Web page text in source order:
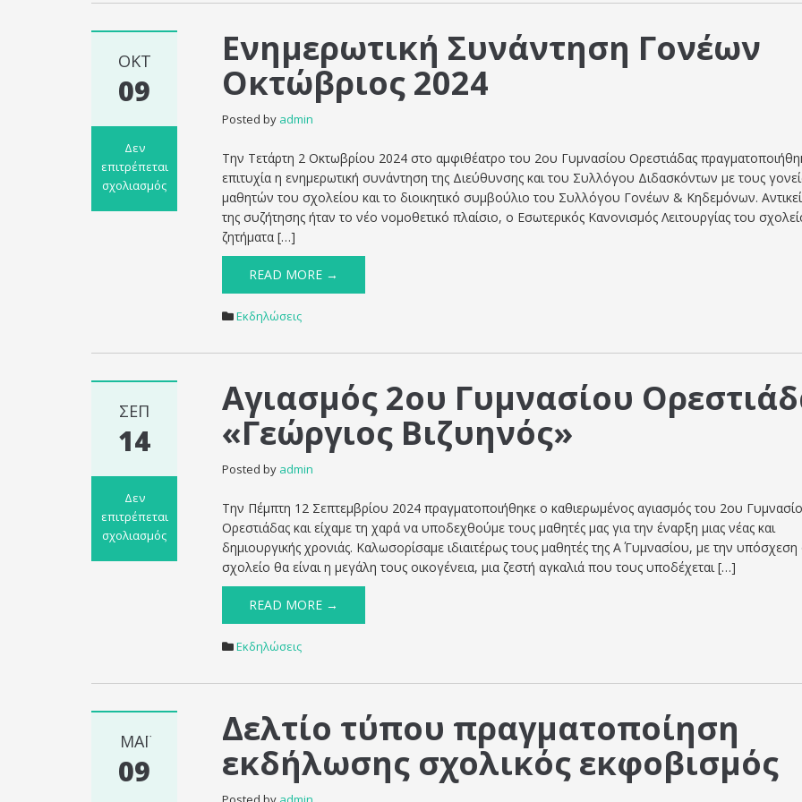
Γυμνάσιο
“Γεώργιος
έπος
του
`40
ΟΚΤ
09
Δεν
επιτρέπεται
σχολιασμός
Ενημερωτική Συνάντηση Γονέων
Οκτώβριος 2024
Posted by admin
Την Τετάρτη 2 Οκτωβρίου 2024 στο αμφιθέατρο του 2ου Γυμνασίου Ορεστιάδας
επιτυχία η ενημερωτική συνάντηση της Διεύθυνσης και του Συλλόγου Διδασκόντων με τους
μαθητών του σχολείου και το διοικητικό συμβούλιο του Συλλόγου Γονέων & Κηδεμόνων.
της συζήτησης ήταν το νέο νομοθετικό πλαίσιο, ο Εσωτερικός Κανονισμός Λειτουργίας του
ζητήματα […]
READ MORE →
Εκδηλώσεις
ΣΕΠ
14
Δεν
επιτρέπεται
σχολιασμός
Αγιασμός 2ου Γυμνασίου
«Γεώργιος Βιζυηνός»
Posted by admin
Την Πέμπτη 12 Σεπτεμβρίου 2024 πραγματοποιήθηκε ο καθιερωμένος αγιασμός του 2ου
Ορεστιάδας και είχαμε τη χαρά να υποδεχθούμε τους μαθητές μας για την έναρξη μιας νέας και
δημιουργικής χρονιάς. Καλωσορίσαμε ιδιαιτέρως τους μαθητές της Α΄ Γυμνασίου, με την υπόσχεση
σχολείο θα είναι η μεγάλη τους οικογένεια, μια ζεστή αγκαλιά που τους υποδέχεται […]
READ MORE →
Εκδηλώσεις
ΜΆΙ
09
Δελτίο τύπου πραγματοποίηση
εκδήλωσης σχολικός εκφοβισμός